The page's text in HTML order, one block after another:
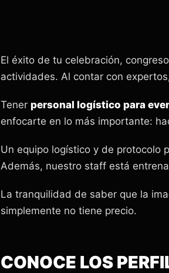
El éxito de tu celebración,
actividades. Al contar con
Tener personal logístico para
enfocarte en lo más importante:
Un equipo logístico y de protocolo
Además, nuestro staff está
La tranquilidad de saber que la
simplemente no tiene precio.
CONOCE LOS